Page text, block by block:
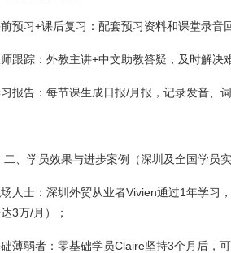
预习+课后复习：配套预习资料和课堂录音
跟踪：外教主讲+中文助教答疑，及时解决
报告：每节课生成日报/月报，记录发音、
二、学员效果与进步案例（深圳及全国学员实
人士：深圳外贸从业者Vivien通过1年学习
3万/月）；
薄弱者：零基础学员Claire坚持3个月后，